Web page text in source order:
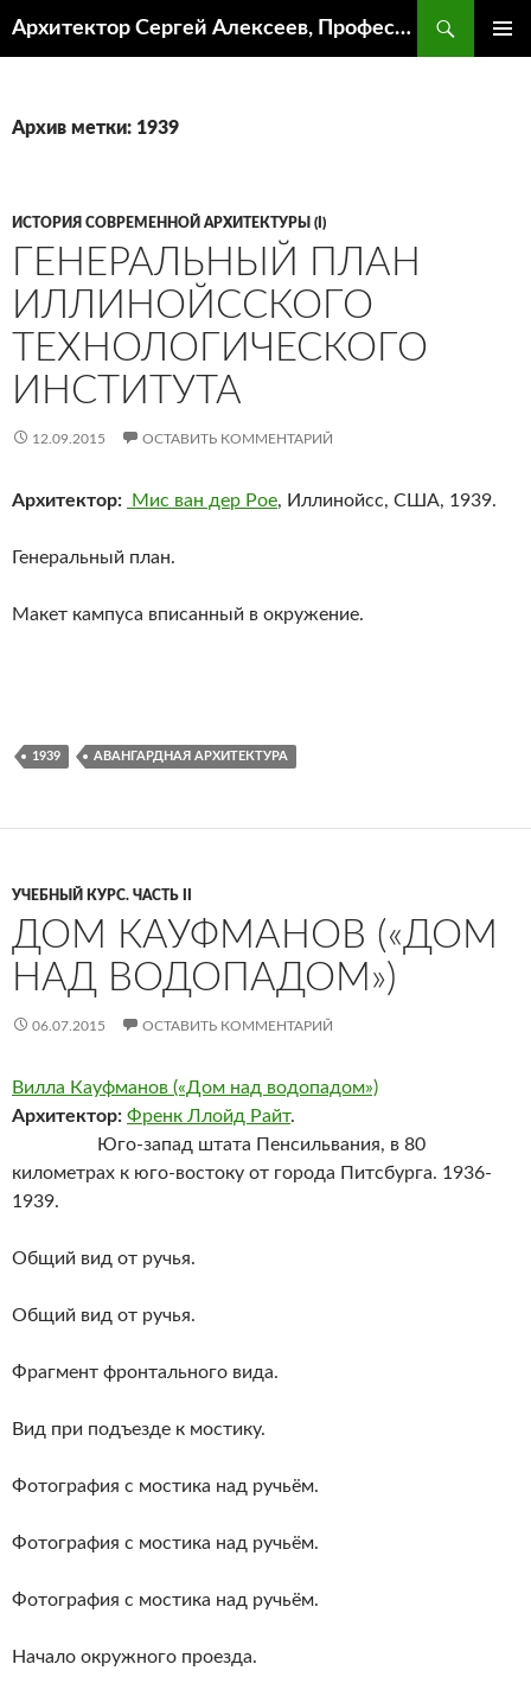
Архитектор Сергей Алексеев, Профессор кафедры ИА и АР ААИ ЮФУ
Архив метки: 1939
ИСТОРИЯ СОВРЕМЕННОЙ АРХИТЕКТУРЫ (I)
ГЕНЕРАЛЬНЫЙ ПЛАН
ИЛЛИНОЙССКОГО
ТЕХНОЛОГИЧЕСКОГО
ИНСТИТУТА
12.09.2015 ОСТАВИТЬ КОММЕНТАРИЙ
Архитектор: Мис ван дер Рое, Иллинойсс, США, 1939.
Генеральный план.
Макет кампуса вписанный в окружение.
1939 АВАНГАРДНАЯ АРХИТЕКТУРА
УЧЕБНЫЙ КУРС. ЧАСТЬ II
ДОМ КАУФМАНОВ («ДОМ
НАД ВОДОПАДОМ»)
06.07.2015 ОСТАВИТЬ КОММЕНТАРИЙ
Вилла Кауфманов («Дом над водопадом»)
Архитектор: Френк Ллойд Райт.
Юго-запад штата Пенсильвания, в 80
километрах к юго-востоку от города Питсбурга. 1936-
1939.
Общий вид от ручья.
Общий вид от ручья.
Фрагмент фронтального вида.
Вид при подъезде к мостику.
Фотография с мостика над ручьём.
Фотография с мостика над ручьём.
Фотография с мостика над ручьём.
Начало окружного проезда.